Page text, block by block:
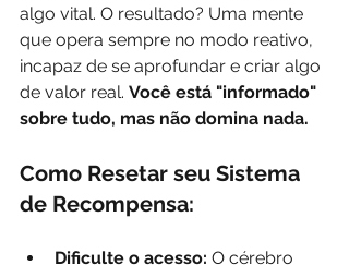
algo vital. O resultado? Uma mente
que opera sempre no modo reativo,
incapaz de se aprofundar e criar algo
de valor real. Você está "informado"
sobre tudo, mas não domina nada.
Como Resetar seu Sistema
de Recompensa:
Dificulte o acesso: O cérebro